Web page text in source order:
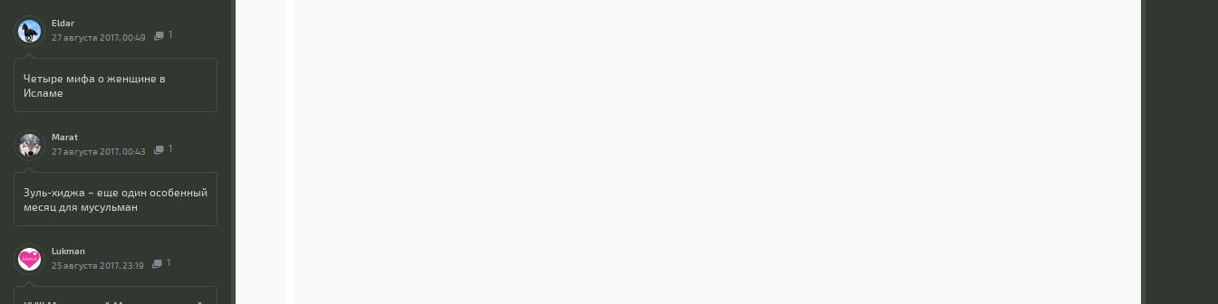
Eldar
27 августа 2017, 00:49
1
Четыре мифа о женщине в
Исламе
Marat
27 августа 2017, 00:43
1
Зуль-хиджа – еще один особенный
месяц для мусульман
Lukman
25 августа 2017, 23:19
1